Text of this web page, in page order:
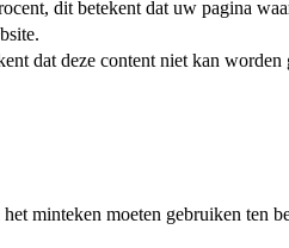
dit betekent dat uw pagina
dat deze content niet kan worden
minteken moeten gebruiken ten